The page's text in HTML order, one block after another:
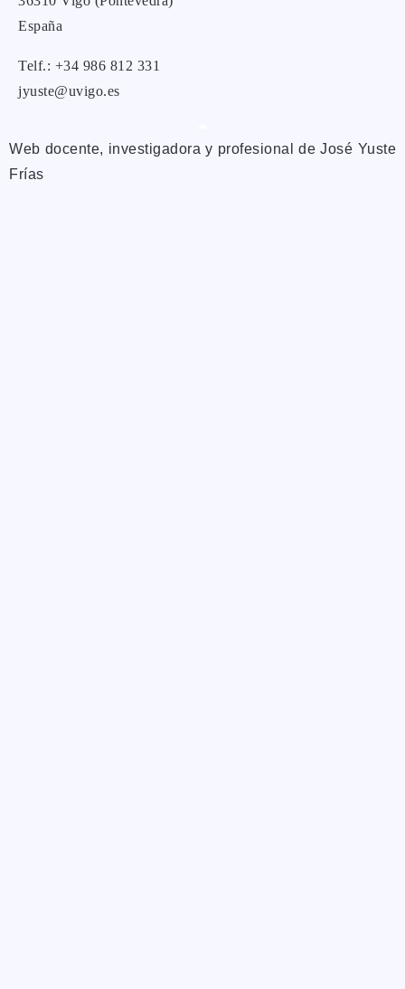
España
Telf.: +34 986 812 331
jyuste@uvigo.es
Web docente, investigadora y profesional de José Yuste
Frías